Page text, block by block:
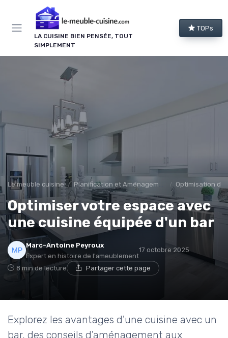
LA CUISINE BIEN PENSÉE, TOUT
SIMPLEMENT
TOPs
Le meuble cuisine Planification et Aménagement Optimisation de
Optimiser votre espace avec
une cuisine équipée d'un bar
Marc-Antoine Peyroux
Expert en histoire de l'ameublement
17 octobre 2025
8 min de lecture Partager cette page
Explorez les avantages d'une cuisine avec un
bar, des conseils d'aménagement aux
Panneau de gestion des cookies